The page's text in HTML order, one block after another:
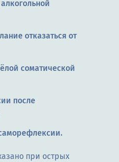
отказаться от
соматической
после
при острых